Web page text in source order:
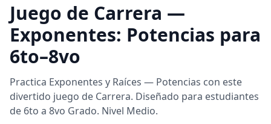
Juego de Carrera —
Exponentes: Potencias para
6to–8vo
Practica Exponentes y Raíces — Potencias con este
divertido juego de Carrera. Diseñado para estudiantes
de 6to a 8vo Grado. Nivel Medio.